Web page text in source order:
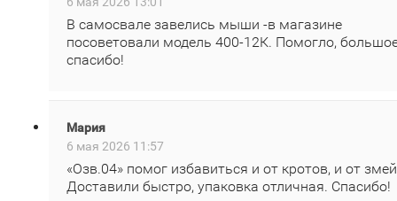
В самосвале завелись мыши -в магазине
посоветовали модель 400‑12К. Помогло,
спасибо!
Мария
6 мая 2026 11:57
«Озв.04» помог избавиться и от кротов, и от
Доставили быстро, упаковка отличная. Спасибо!